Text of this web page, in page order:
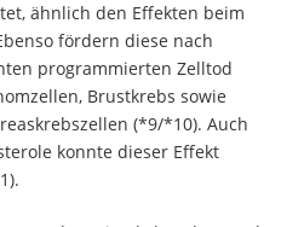
ähnlich den Effekten beim
fördern diese nach
programmierten Zelltod
Brustkrebs sowie
(*9/*10). Auch
konnte dieser Effekt